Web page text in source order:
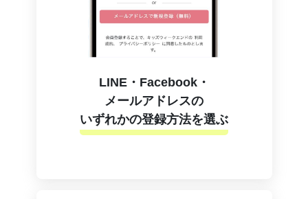
LINE・Facebook・
メールアドレスの
いずれかの登録方法を選ぶ